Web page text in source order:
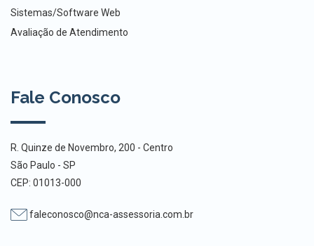
Sistemas/Software Web
Avaliação de Atendimento
Fale Conosco
R. Quinze de Novembro, 200 - Centro
São Paulo - SP
CEP: 01013-000
faleconosco@nca-assessoria.com.br